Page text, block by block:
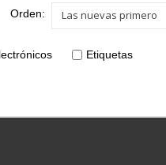
Orden: Las nuevas primero
Etiquetas